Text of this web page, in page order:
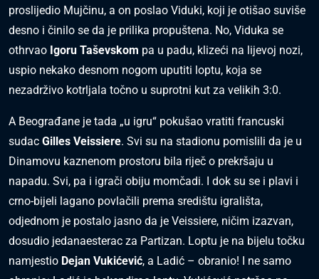
proslijedio Mujčinu, a on poslao Viduki, koji je otišao suviše
desno i činilo se da je prilika propuštena. No, Viduka se
othrvao Igoru Taševskom pa u padu, klizeći na lijevoj nozi,
uspio nekako desnom nogom uputiti loptu, koja se
nezadrživo kotrljala točno u suprotni kut za velikih 3:0.
A Beograđane je tada „u igru“ pokušao vratiti francuski
sudac Gilles Veissiere. Svi su na stadionu pomislili da je u
Dinamovu kaznenom prostoru bila riječ o prekršaju u
napadu. Svi, pa i igrači obiju momčadi. I dok su se i plavi i
crno-bijeli lagano povlačili prema središtu igrališta,
odjednom je postalo jasno da je Veissiere, ničim izazvan,
dosudio jedanaesterac za Partizan. Loptu je na bijelu točku
namjestio Dejan Vukićević, a Ladić – obranio! I ne samo